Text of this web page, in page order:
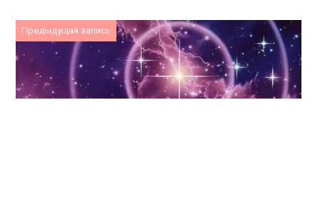
Предыдущая запись